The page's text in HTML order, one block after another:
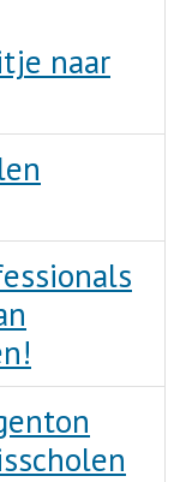
naar